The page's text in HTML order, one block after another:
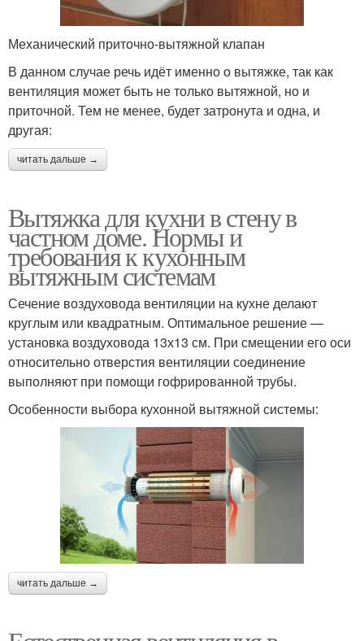
Механический приточно-вытяжной клапан
В данном случае речь идёт именно о вытяжке, так как
вентиляция может быть не только вытяжной, но и
приточной. Тем не менее, будет затронута и одна, и
другая:
читать дальше →
Вытяжка для кухни в стену в
частном доме. Нормы и
требования к кухонным
вытяжным системам
Сечение воздуховода вентиляции на кухне делают
круглым или квадратным. Оптимальное решение —
установка воздуховода 13х13 см. При смещении его оси
относительно отверстия вентиляции соединение
выполняют при помощи гофрированной трубы.
Особенности выбора кухонной вытяжной системы:
читать дальше →